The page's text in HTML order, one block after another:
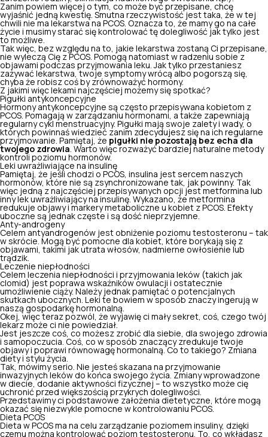
Zanim powiem więcej o tym, co może być przepisane, chcę
wyjaśnić jedną kwestię. Smutna rzeczywistość jest taka, że ​​w tej
chwili nie ma lekarstwa na PCOS. Oznacza to, że mamy go na całe
życie i musimy starać się kontrolować tę dolegliwość jak tylko jest
to możliwe.
Tak więc, bez względu na to, jakie lekarstwa zostaną Ci przepisane,
nie wyleczą Cię z PCOS. Pomogą natomiast w radzeniu sobie z
objawami podczas przyjmowania leku. Jak tylko przestaniesz
zażywać lekarstwa, twoje symptomy wrócą albo pogorszą się,
chyba że robisz coś by zrównoważyć hormony.
Z jakimi więc lekami najczęściej możemy się spotkać?
Pigułki antykoncepcyjne
Hormony antykoncepcyjne są często przepisywana kobietom z
PCOS. Pomagają w zarządzaniu hormonami, a także zapewniają
regularny cykl menstruacyjny. Pigułki mają swoje zalety i wady, o
których powinnaś wiedzieć zanim zdecydujesz się na ich regularne
przyjmowanie. Pamiętaj, że pigułki nie pozostają bez echa dla
twojego zdrowia . Warto więc rozważyć bardziej naturalne metody
kontroli poziomu hormonów.
Leki uwrażliwiające na insulinę
Pamiętaj, że jeśli chodzi o PCOS, insulina jest sercem naszych
hormonów, które nie są zsynchronizowane tak, jak powinny. Tak
więc jedną z najczęściej przepisywanych opcji jest metformina lub
inny lek uwrażliwiający na insulinę. Wykazano, że metformina
redukuje objawy i markery metaboliczne u kobiet z PCOS . Efekty
uboczne są jednak częste i są dość nieprzyjemne.
Anty-androgeny
Celem antyandrogenów jest obniżenie poziomu testosteronu – tak
w skrócie. Mogą być pomocne dla kobiet, które borykają się z
objawami, takimi jak utrata włosów, nadmierne owłosienie lub
trądzik.
Leczenie niepłodności
Celem leczenia niepłodności i przyjmowania leków (takich jak
clomid) jest poprawa wskaźników owulacji i ostatecznie
umożliwienie ciąży. Należy jednak pamiętać o potencjalnych
skutkach ubocznych. Leki te bowiem w sposób znaczy ingerują w
naszą gospodarkę hormonalną.
Okej, więc teraz pozwól, że wyjawię ci mały sekret, coś, czego twój
lekarz może ci nie powiedział.
Jest jeszcze coś, co możesz zrobić dla siebie, dla swojego zdrowia
i samopoczucia. Coś, co w sposób znaczący zredukuje twoje
objawy i poprawi równowagę hormonalną . Co to takiego? Zmiana
diety i stylu życia.
Tak, mówimy serio. Nie jesteś skazana na przyjmowanie
inwazyjnych leków do końca swojego życia. Zmiany wprowadzone
w diecie, dodanie aktywności fizycznej – to wszystko może cię
uchronić przed większością przykrych dolegliwości.
Przedstawimy ci podstawowe założenia dietetyczne, które mogą
okazać się niezwykle pomocne w kontrolowaniu PCOS.
Dieta PCOS
Dieta w PCOS ma na celu zarządzanie poziomem insuliny, dzięki
czemu można kontrolować poziom testosteronu. To, co wkładasz